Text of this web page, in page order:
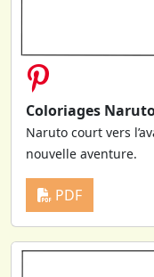
Coloriages
Naruto court vers
nouvelle aventure.
PDF